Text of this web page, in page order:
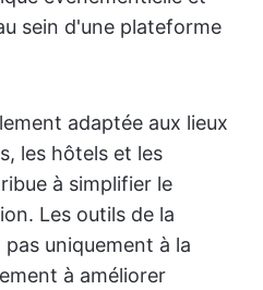
sein d'une plateforme
adaptée aux lieux
les hôtels et les
à simplifier le
Les outils de la
uniquement à la
à améliorer